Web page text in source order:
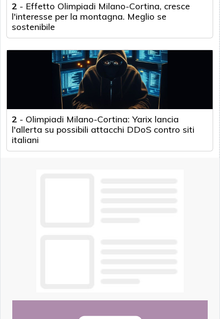
2 - Effetto Olimpiadi Milano-Cortina, cresce
l'interesse per la montagna. Meglio se
sostenibile
2 - Olimpiadi Milano-Cortina: Yarix lancia
l'allerta su possibili attacchi DDoS contro siti
italiani